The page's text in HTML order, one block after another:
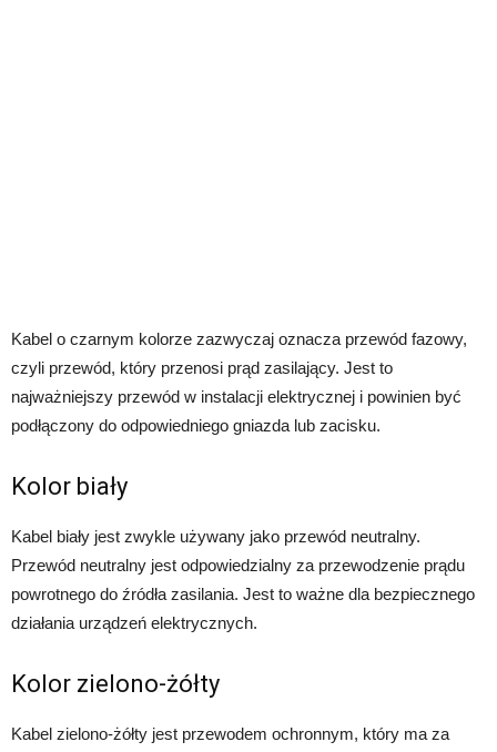
Kabel o czarnym kolorze zazwyczaj oznacza przewód fazowy,
czyli przewód, który przenosi prąd zasilający. Jest to
najważniejszy przewód w instalacji elektrycznej i powinien być
podłączony do odpowiedniego gniazda lub zacisku.
Kolor biały
Kabel biały jest zwykle używany jako przewód neutralny.
Przewód neutralny jest odpowiedzialny za przewodzenie prądu
powrotnego do źródła zasilania. Jest to ważne dla bezpiecznego
działania urządzeń elektrycznych.
Kolor zielono-żółty
Kabel zielono-żółty jest przewodem ochronnym, który ma za